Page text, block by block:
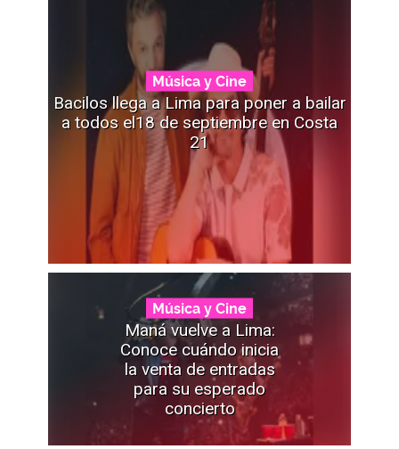
Música y Cine
Bacilos llega a Lima para poner a bailar
a todos el18 de septiembre en Costa
21
Música y Cine
Maná vuelve a Lima:
Conoce cuándo inicia
la venta de entradas
para su esperado
concierto